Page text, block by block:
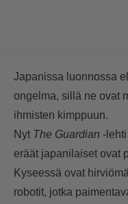
Japanissa luonnossa
ongelma, sillä ne ovat
ihmisten kimppuun.
Nyt The Guardian -
eräät japanilaiset ovat
Kyseessä ovat
robotit, jotka